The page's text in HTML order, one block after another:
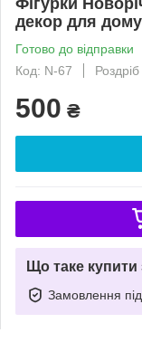
декор для
Готово до відправки
Код: N-67
Роздріб
500 ₴
Що таке
Замовлення